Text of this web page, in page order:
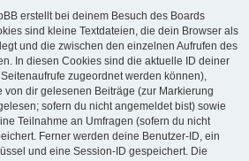
erstellt bei deinem Besuch des Boards
sind kleine Textdateien, die dein Browser als
und die zwischen den einzelnen Aufrufen des
In diesen Cookies sind die aktuelle ID deiner
zugeordnet werden können),
von dir gelesenen Beiträge (zur Markierung
sofern du nicht angemeldet bist) sowie
Teilnahme an Umfragen (sofern du nicht
Ferner werden deine Benutzer-ID, ein
und eine Session-ID gespeichert. Die